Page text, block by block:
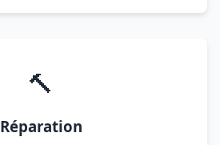
🔨
Réparation